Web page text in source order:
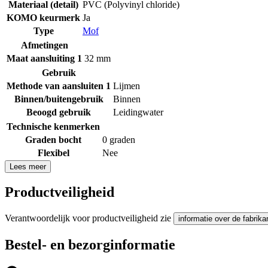
Materiaal (detail) PVC (Polyvinyl chloride)
KOMO keurmerk Ja
Type
Mof
Afmetingen
Maat aansluiting 1 32 mm
Gebruik
Methode van aansluiten 1 Lijmen
Binnen/buitengebruik
Binnen
Beoogd gebruik
Leidingwater
Technische kenmerken
Graden bocht
0 graden
Flexibel
Nee
Lees meer
Productveiligheid
Verantwoordelijk voor productveiligheid zie informatie over de
Bestel- en bezorginformatie